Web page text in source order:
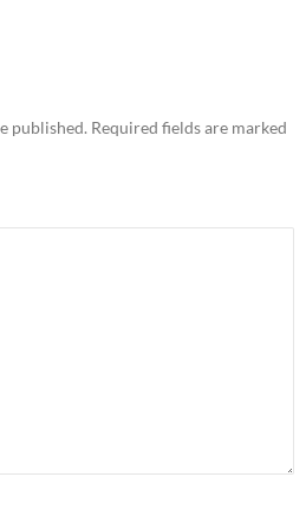
published. Required fields are marked